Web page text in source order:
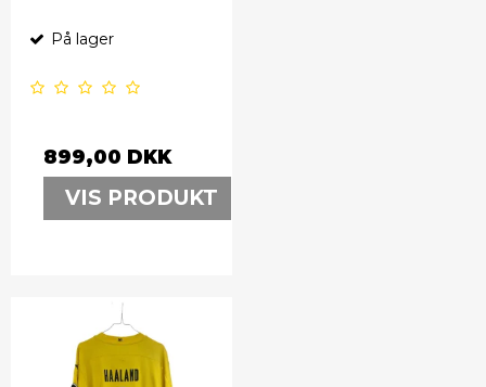
På lager
899,00 DKK
VIS PRODUKT